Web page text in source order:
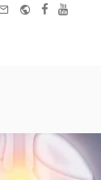
e-
WebsiteFacebook